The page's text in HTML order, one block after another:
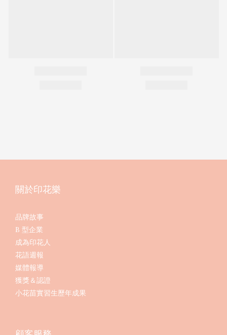
關於印花樂
品牌故事
B 型企業
成為印花人
花語週報
媒體報導
獲獎＆認證
小花苗實習生歷年成果